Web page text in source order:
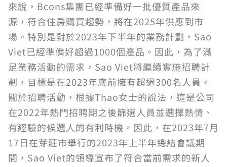
來說，Bcons集團已經準備好一批優質產品來
源，符合住房購買趨勢，將在2025年供應到市
場。特別是對於2023年下半年的業務計劃，Sao
Viet已經準備好超過1000個產品。因此，為了滿
足業務活動的需求，Sao Viet將繼續實施招聘計
劃，目標是在2023年底前擁有超過300名人員。
關於招聘活動，根據Thao女士的說法，這是公司
在2022年熱門招聘期之後篩選人員並選擇熱情、
有經驗的候選人的有利時機。因此，在2023年7月
17日在芽莊市舉行的2023年上半年總結會議期
間，Sao Viet的領導宣布了符合當前需求的新人